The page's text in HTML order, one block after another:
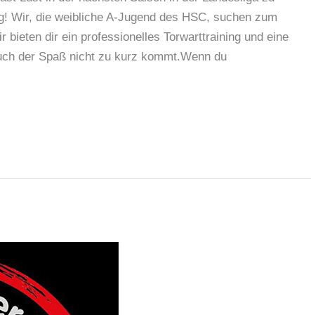
Wir, die weibliche A-Jugend des HSC, suchen zum
bieten dir ein professionelles Torwarttraining und eine
der Spaß nicht zu kurz kommt.Wenn du